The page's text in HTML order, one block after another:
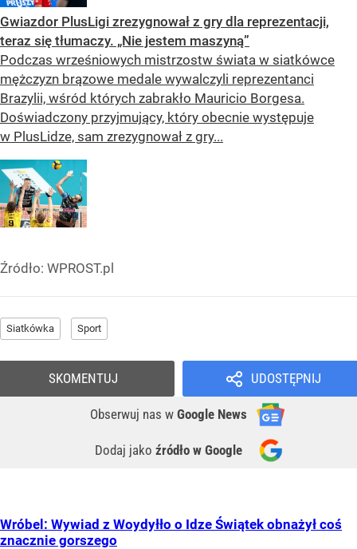
Gwiazdor PlusLigi zrezygnował z gry dla reprezentacji,
teraz się tłumaczy. „Nie jestem maszyną”
Podczas wrześniowych mistrzostw świata w siatkówce
mężczyzn brązowe medale wywalczyli reprezentanci
Brazylii, wśród których zabrakło Mauricio Borgesa.
Doświadczony przyjmujący, który obecnie występuje
w PlusLidze, sam zrezygnował z gry...
Źródło: WPROST.pl
Siatkówka Sport
UDOSTĘPNIJ
Obserwuj nas w Google News
Dodaj jako źródło w Google
SKOMENTUJ
Wróbel: Wywiad z Woydyłło o Idze Świątek obnażył coś
znacznie gorszego